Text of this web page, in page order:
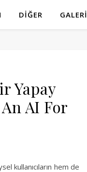
DIĞER GALERI
Yapay
AI For
kullanıcıların hem de